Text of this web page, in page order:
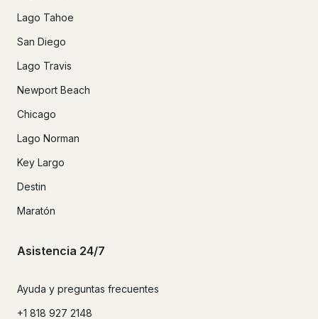
Lago Tahoe
San Diego
Lago Travis
Newport Beach
Chicago
Lago Norman
Key Largo
Destin
Maratón
Asistencia 24/7
Ayuda y preguntas frecuentes
+1 818 927 2148